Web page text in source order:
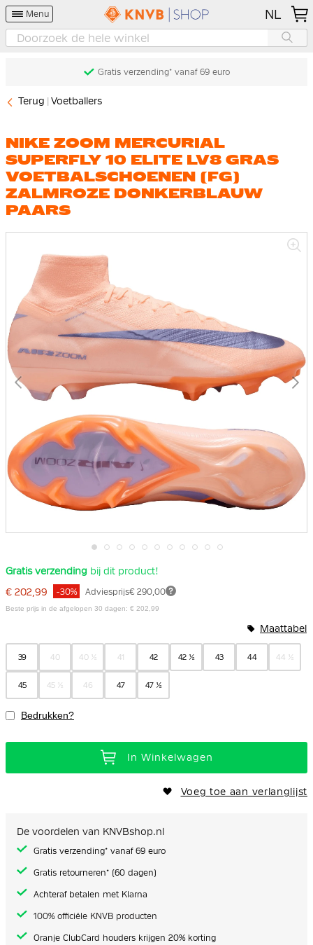
Menu NL
Gratis verzending* vanaf 69 euro
Terug Voetballers
NIKE ZOOM MERCURIAL
SUPERFLY 10 ELITE LV8 GRAS
VOETBALSCHOENEN (FG)
ZALMROZE DONKERBLAUW
PAARS
afbeeldingen-
gallerij
naar
begin
van
Gratis verzending bij dit product!
€ 202,99
Adviesprijs€ 290,00
-30%
Beste prijs in de afgelopen 30 dagen: € 202,99
39 40 40 ½ 41 42 42 ½ 43 44 44 ½
45 45 ½ 46 47 47 ½
Maattabel
Bedrukken?
In Winkelwagen
Voeg toe aan verlanglijst
De voordelen van KNVBshop.nl
Gratis verzending* vanaf 69 euro
Gratis retourneren* (60 dagen)
Achteraf betalen met Klarna
100% officiële KNVB producten
Oranje ClubCard houders krijgen 20% korting